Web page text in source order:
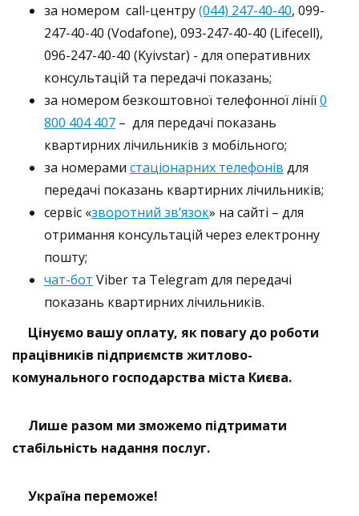
за номером сall-центру(044) 247-40-40, 099-
247-40-40 (Vodafone), 093-247-40-40 (Lifecell),
096-247-40-40 (Kyivstar) - для оперативних
консультацій та передачі показань;
за номером безкоштовної телефонної лінії0
800 404 407 – для передачі показань
квартирних лічильників з мобільного;
за номерами стаціонарних телефонів для
передачі показань квартирних лічильників;
сервіс «зворотний зв’язок» на сайті – для
отримання консультацій через електронну
пошту;
чат-бот Viber та Telegram для передачі
показань квартирних лічильників.
Цінуємо вашу оплату, як повагу до роботи
працівників підприємств житлово-
комунального господарства міста Києва.
Лише разом ми зможемо підтримати
стабільність надання послуг.
Україна переможе!